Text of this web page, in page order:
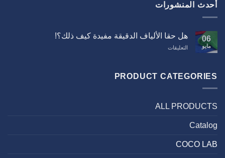
أحدث المنشورات
06
مايو
هل حقا الألياف الدقيقة مفيدة كيف ذلك؟!
التعليقاتعلى
الألياف
الدقيقة
ذلك؟!
PRODUCT CATEGORIES
ALL PRODUCTS
Catalog
COCO LAB